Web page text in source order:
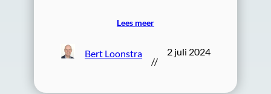
Lees meer
Bert Loonstra
//
2 juli 2024